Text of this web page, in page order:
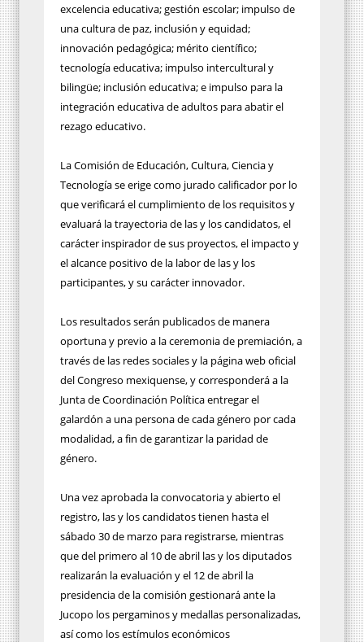
excelencia educativa; gestión escolar; impulso de
una cultura de paz, inclusión y equidad;
innovación pedagógica; mérito científico;
tecnología educativa; impulso intercultural y
bilingüe; inclusión educativa; e impulso para la
integración educativa de adultos para abatir el
rezago educativo.
La Comisión de Educación, Cultura, Ciencia y
Tecnología se erige como jurado calificador por lo
que verificará el cumplimiento de los requisitos y
evaluará la trayectoria de las y los candidatos, el
carácter inspirador de sus proyectos, el impacto y
el alcance positivo de la labor de las y los
participantes, y su carácter innovador.
Los resultados serán publicados de manera
oportuna y previo a la ceremonia de premiación, a
través de las redes sociales y la página web oficial
del Congreso mexiquense, y corresponderá a la
Junta de Coordinación Política entregar el
galardón a una persona de cada género por cada
modalidad, a fin de garantizar la paridad de
género.
Una vez aprobada la convocatoria y abierto el
registro, las y los candidatos tienen hasta el
sábado 30 de marzo para registrarse, mientras
que del primero al 10 de abril las y los diputados
realizarán la evaluación y el 12 de abril la
presidencia de la comisión gestionará ante la
Jucopo los pergaminos y medallas personalizadas,
así como los estímulos económicos